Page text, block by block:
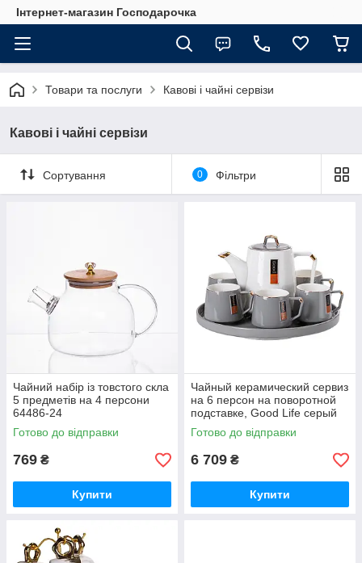
Інтернет-магазин Господарочка
Товари та послуги Кавові і чайні сервізи
Кавові і чайні сервізи
Сортування 0 Фільтри
Чайний набір із товстого скла
5 предметів на 4 персони
64486-24
Готово до відправки
769 ₴
Купити
Чайный керамический сервиз
на 6 персон на поворотной
подставке, Good Life серый
Готово до відправки
6 709 ₴
Купити